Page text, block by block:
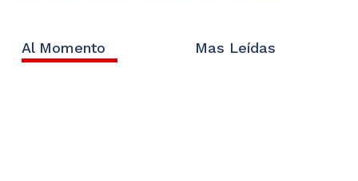
Al Momento Mas Leídas